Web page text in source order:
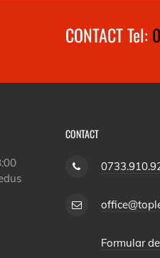
CONTACT Tel:
CONTACT
Formular